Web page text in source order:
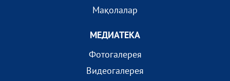
Мақолалар
МEДИАТEКА
Фотогалерея
Видеогалерея